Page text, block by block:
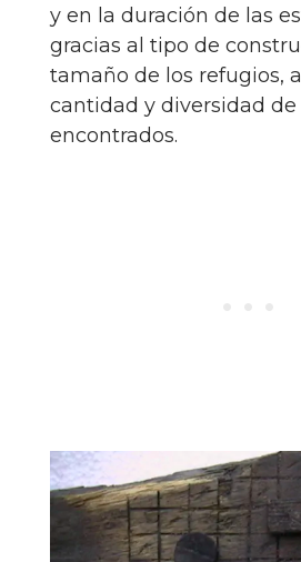
y en la duración de las
gracias al tipo de
tamaño de los refugios,
cantidad y diversidad de
encontrados.